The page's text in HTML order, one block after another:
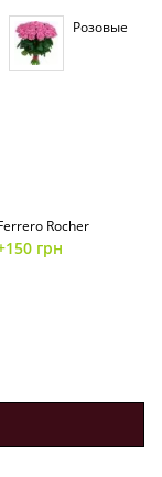
Розовые
Rocher
грн